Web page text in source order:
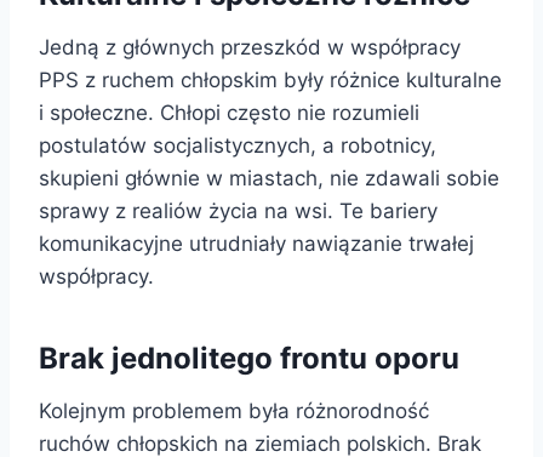
Jedną z głównych przeszkód w współpracy
PPS z ruchem chłopskim były różnice kulturalne
i społeczne. Chłopi często nie rozumieli
postulatów socjalistycznych, a robotnicy,
skupieni głównie w miastach, nie zdawali sobie
sprawy z realiów życia na wsi. Te bariery
komunikacyjne utrudniały nawiązanie trwałej
współpracy.
Brak jednolitego frontu oporu
Kolejnym problemem była różnorodność
ruchów chłopskich na ziemiach polskich. Brak